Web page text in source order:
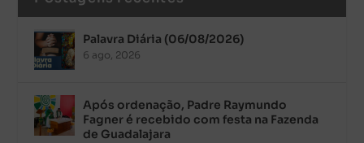
Palavra Diária (06/08/2026)
6 ago, 2026
Após ordenação, Padre Raymundo
Fagner é recebido com festa na Fazenda
de Guadalajara